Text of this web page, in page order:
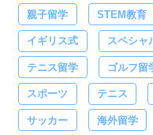
親子留学 STEM教育
イギリス式 スペシャ
テニス留学 ゴルフ留
スポーツ テニス
サッカー 海外留学